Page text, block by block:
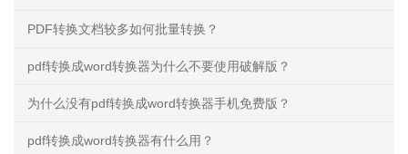
PDF转换文档较多如何批量转换？
pdf转换成word转换器为什么不要使用破解版？
为什么没有pdf转换成word转换器手机免费版？
pdf转换成word转换器有什么用？